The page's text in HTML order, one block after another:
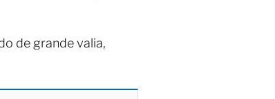
de grande valia,